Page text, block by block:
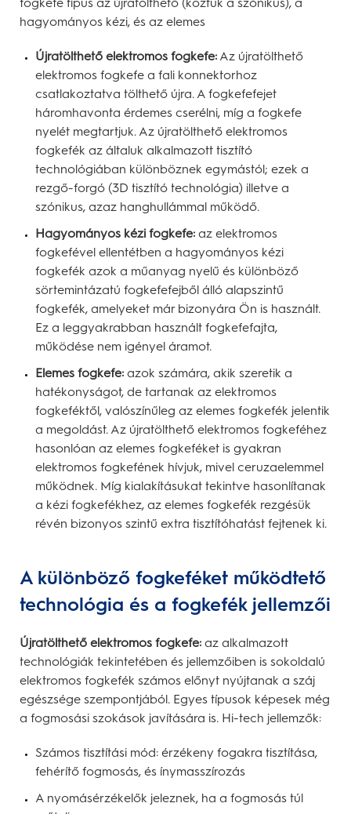
fogkefe típus az újratölthető (köztük a szónikus), a
hagyományos kézi, és az elemes
Újratölthető elektromos fogkefe: Az újratölthető
elektromos fogkefe a fali konnektorhoz
csatlakoztatva tölthető újra. A fogkefefejet
háromhavonta érdemes cserélni, míg a fogkefe
nyelét megtartjuk. Az újratölthető elektromos
fogkefék az általuk alkalmazott tisztító
technológiában különböznek egymástól; ezek a
rezgő-forgó (3D tisztító technológia) illetve a
szónikus, azaz hanghullámmal működő.
Hagyományos kézi fogkefe: az elektromos
fogkefével ellentétben a hagyományos kézi
fogkefék azok a műanyag nyelű és különböző
sörtemintázatú fogkefefejből álló alapszintű
fogkefék, amelyeket már bizonyára Ön is használt.
Ez a leggyakrabban használt fogkefefajta,
működése nem igényel áramot.
Elemes fogkefe: azok számára, akik szeretik a
hatékonyságot, de tartanak az elektromos
fogkeféktől, valószínűleg az elemes fogkefék jelentik
a megoldást. Az újratölthető elektromos fogkeféhez
hasonlóan az elemes fogkeféket is gyakran
elektromos fogkefének hívjuk, mivel ceruzaelemmel
működnek. Míg kialakításukat tekintve hasonlítanak
a kézi fogkefékhez, az elemes fogkefék rezgésük
révén bizonyos szintű extra tisztítóhatást fejtenek ki.
A különböző fogkeféket működtető
technológia és a fogkefék jellemzői
Újratölthető elektromos fogkefe: az alkalmazott
technológiák tekintetében és jellemzőiben is sokoldalú
elektromos fogkefék számos előnyt nyújtanak a száj
egészsége szempontjából. Egyes típusok képesek még
a fogmosási szokások javítására is. Hi-tech jellemzők:
Számos tisztítási mód: érzékeny fogakra tisztítása,
fehérítő fogmosás, és ínymasszírozás
A nyomásérzékelők jeleznek, ha a fogmosás túl